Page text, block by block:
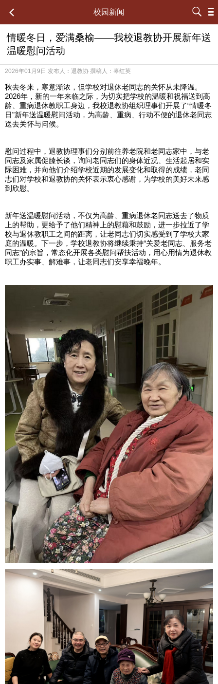
 校园新闻  
情暖冬日，爱满桑榆——我校退教协开展新年送
温暖慰问活动
2026年01月9日 发布人： 退教协 撰稿人： 辜红英
秋去冬来，寒意渐浓，但学校对退休老同志的关怀从未降温。
2026年，新的一年来临之际，为切实把学校的温暖和祝福送到高
龄、重病退休教职工身边，我校退教协组织理事们开展了“情暖冬
日”新年送温暖慰问活动，为高龄、重病、行动不便的退休老同志
送去关怀与问候。
慰问过程中，退教协理事们分别前往养老院和老同志家中，与老
同志及家属促膝长谈，询问老同志们的身体近况、生活起居和实
际困难，并向他们介绍学校近期的发展变化和取得的成绩，老同
志们对学校和退教协的关怀表示衷心感谢，为学校的美好未来感
到欣慰。
新年送温暖慰问活动，不仅为高龄、重病退休老同志送去了物质
上的帮助，更给予了他们精神上的慰藉和鼓励，进一步拉近了学
校与退休教职工之间的距离，让老同志们切实感受到了学校大家
庭的温暖。下一步，学校退教协将继续秉持“关爱老同志、服务老
同志”的宗旨，常态化开展各类慰问帮扶活动，用心用情为退休教
职工办实事、解难事，让老同志们安享幸福晚年。